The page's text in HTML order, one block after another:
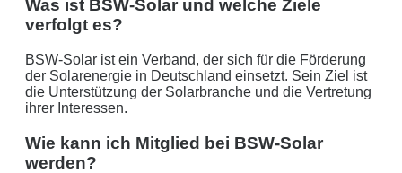
Was ist BSW-Solar und welche Ziele
verfolgt es?
BSW-Solar ist ein Verband, der sich für die Förderung
der Solarenergie in Deutschland einsetzt. Sein Ziel ist
die Unterstützung der Solarbranche und die Vertretung
ihrer Interessen.
Wie kann ich Mitglied bei BSW-Solar
werden?